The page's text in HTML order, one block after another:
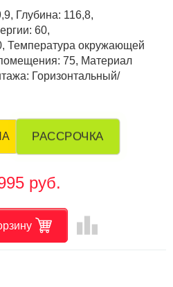
Глубина: 116,8,
60,
Температура окружающей
75, Материал
Горизонтальный/
РАССРОЧКА
руб.
leaderboard